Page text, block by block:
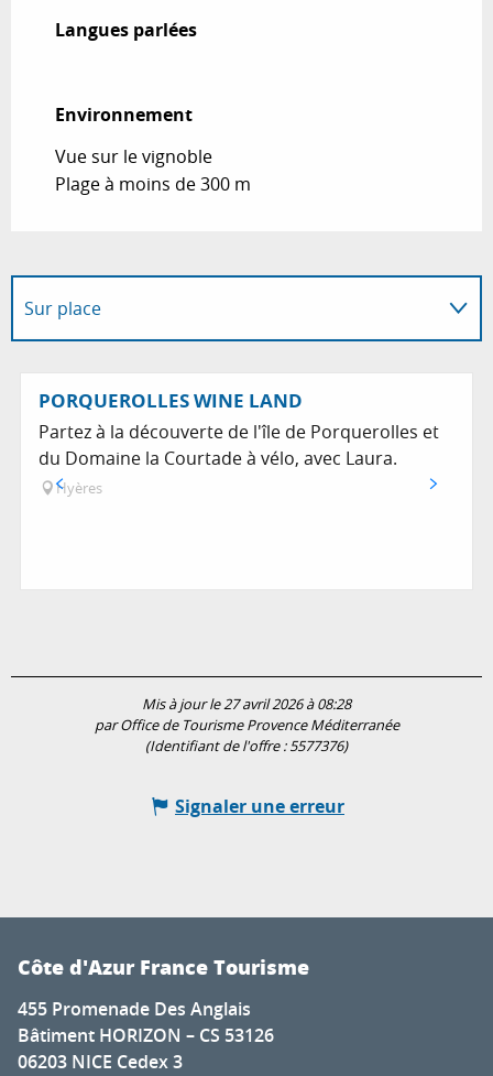
Langues parlées
Langues parlées
Environnement
Environnement
Vue sur le vignoble
Plage à moins de 300 m
Sur place
En lien avec
PORQUEROLLES WINE LAND
Partez à la découverte de l'île de Porquerolles et
du Domaine la Courtade à vélo, avec Laura.
Hyères
Mis à jour le 27 avril 2026 à 08:28
par Office de Tourisme Provence Méditerranée
(Identifiant de l'offre :5577376)
Signaler une erreur
Côte d'Azur France Tourisme
455 Promenade Des Anglais
Bâtiment HORIZON – CS 53126
06203 NICE Cedex 3